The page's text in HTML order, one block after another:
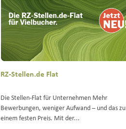
RZ-Stellen.de Flat
Die Stellen-Flat für Unternehmen Mehr
Bewerbungen, weniger Aufwand – und das zu
einem festen Preis. Mit der...